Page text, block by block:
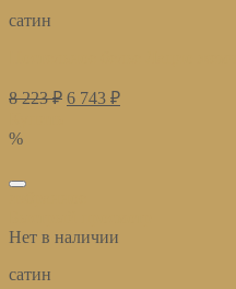
сатин
8 223₽ 6 743 ₽
%
Нет в наличии
сатин